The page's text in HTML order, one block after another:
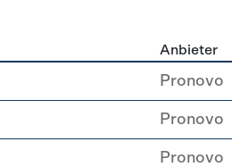
Anbieter
Pronovo
Pronovo
Pronovo